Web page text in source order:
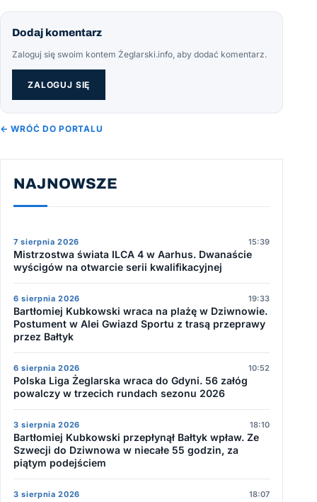
Dodaj komentarz
Zaloguj się swoim kontem Żeglarski.info, aby dodać komentarz.
ZALOGUJ SIĘ
← WRÓĆ DO PORTALU
NAJNOWSZE
7 sierpnia 2026 15:39
Mistrzostwa świata ILCA 4 w Aarhus. Dwanaście
wyścigów na otwarcie serii kwalifikacyjnej
6 sierpnia 2026 19:33
Bartłomiej Kubkowski wraca na plażę w Dziwnowie.
Postument w Alei Gwiazd Sportu z trasą przeprawy
przez Bałtyk
6 sierpnia 2026 10:52
Polska Liga Żeglarska wraca do Gdyni. 56 załóg
powalczy w trzecich rundach sezonu 2026
3 sierpnia 2026 18:10
Bartłomiej Kubkowski przepłynął Bałtyk wpław. Ze
Szwecji do Dziwnowa w niecałe 55 godzin, za
piątym podejściem
3 sierpnia 2026 18:07